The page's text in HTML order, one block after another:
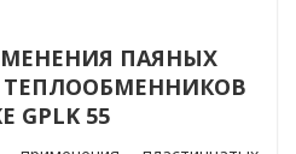
ПАЯНЫХ
GPLK 55